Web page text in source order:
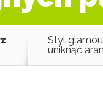
Styl
uniknąć